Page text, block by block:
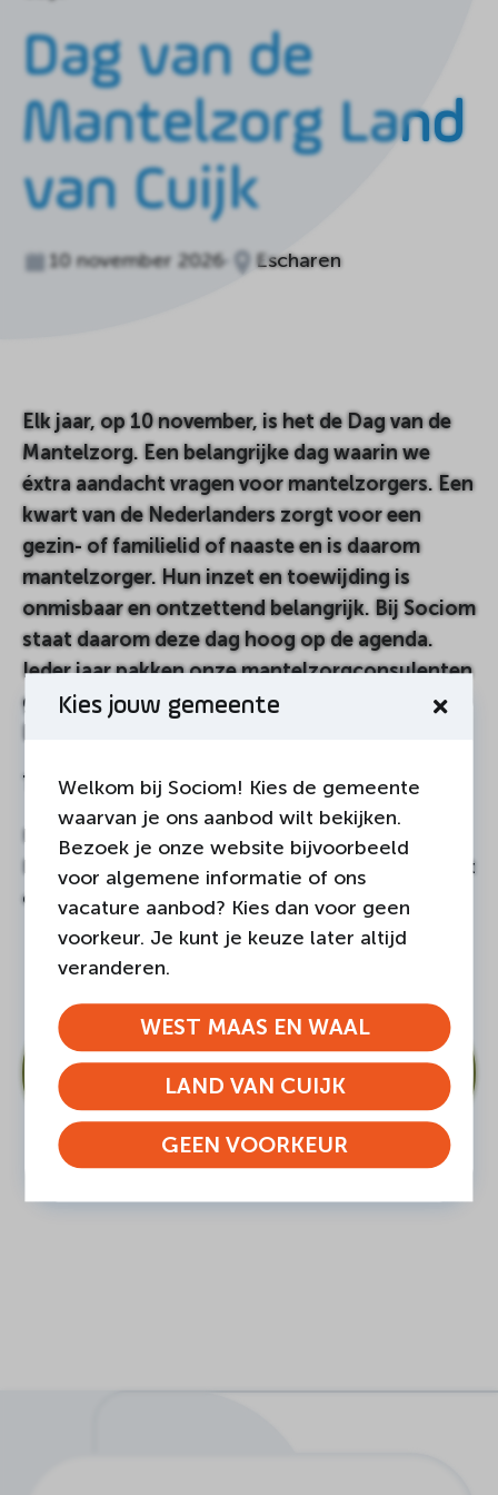
homepagina
Dag van de
Mantelzorg Land
van Cuijk
10 november 2026 Escharen
Elk jaar, op 10 november, is het de Dag van de
Mantelzorg. Een belangrijke dag waarin we
éxtra aandacht vragen voor mantelzorgers. Een
kwart van de Nederlanders zorgt voor een
gezin- of familielid of naaste en is daarom
mantelzorger. Hun inzet en toewijding is
onmisbaar en ontzettend belangrijk. Bij Sociom
staat daarom deze dag hoog op de agenda.
Ieder jaar pakken onze mantelzorgconsulenten
groots uit om mantelzorgers uit de gemeente
Land van Cuijk in het zonnetje te zetten.
Tijden & locatie
Het avondprogramma is in Brouwketel in
Escharen (Hoogeweg 9). Het programma begint
om 19.00 uur en duurt tot 21.30 uur.
DEEL DEZE PAGINA
Kies jouw gemeente
Welkom bij Sociom! Kies de gemeente
waarvan je ons aanbod wilt bekijken.
Bezoek je onze website bijvoorbeeld
voor algemene informatie of ons
vacature aanbod? Kies dan voor geen
voorkeur. Je kunt je keuze later altijd
veranderen.
WEST MAAS EN WAAL
LAND VAN CUIJK
GEEN VOORKEUR